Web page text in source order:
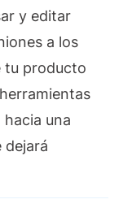
y editar
a los
tu producto
una
dejará